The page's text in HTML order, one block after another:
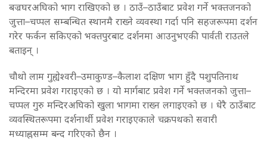
बज्रघरअघिको भाग राखिएको छ । ठाउँ–ठाउँबाट प्रवेश गर्ने भक्तजनको
जुत्ता–चप्पल सम्बन्धित स्थानमै राख्ने व्यवस्था गर्दा पनि सहजरूपमा दर्शन
गरेर फर्कन सकिएको भक्तपुरबाट दर्शनमा आउनुभएकी पार्वती राउतले
बताइन् ।
चौथो लाम गुह्येश्वरी–उमाकुण्ड–कैलाश दक्षिण भाग हुँदै पशुपतिनाथ
मन्दिरमा प्रवेश गराइएको छ । यो मार्गबाट प्रवेश गर्ने भक्तजनको जुत्ता–
चप्पल गुरु मन्दिरअघिको खुला भागमा राख्न लगाइएको छ । धेरै ठाउँबाट
व्यवस्थितरूपमा दर्शनार्थी प्रवेश गराइएकाले चक्रपथको सवारी
मध्याह्नसम्म बन्द गरिएको छैन ।